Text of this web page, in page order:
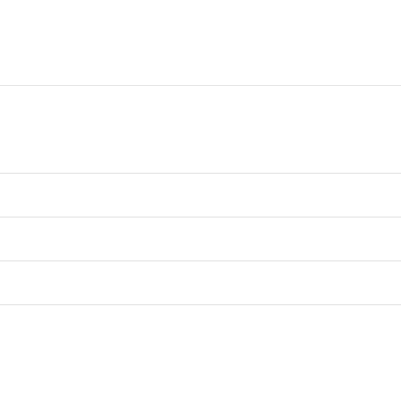
spoedig mogelijk, bij goedkeuring van de retour stort
van retour
waarmee de bestelling is gedaan